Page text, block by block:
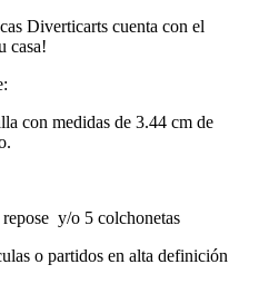
Diverticarts cuenta con el
casa!
con medidas de 3.44 cm de
y/o 5 colchonetas
o partidos en alta definición